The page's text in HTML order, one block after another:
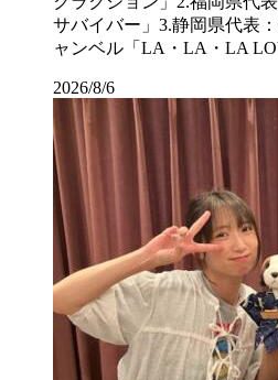
サバイバー」3.静岡県代表
ャンベル「LA・LA・LA
2026/8/6